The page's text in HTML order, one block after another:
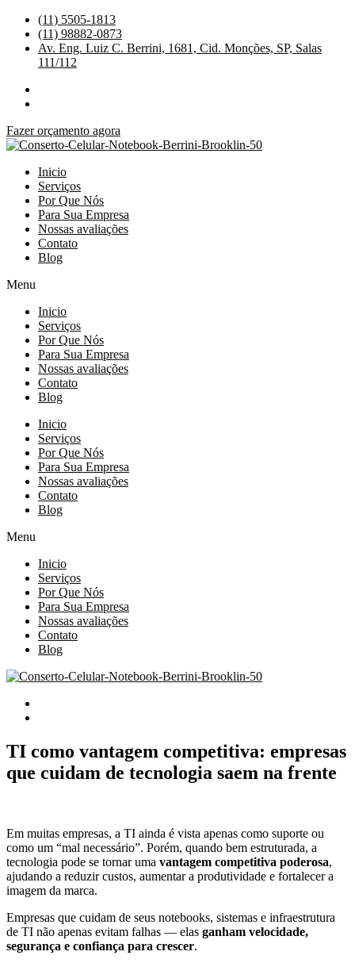
para
conteúdo
(11) 5505-1813
(11) 98882-0873
Av. Eng. Luiz C. Berrini, 1681, Cid. Monções, SP, Salas
111/112
Fazer orçamento agora
Inicio
Serviços
Por Que Nós
Para Sua Empresa
Nossas avaliações
Contato
Blog
Menu
Inicio
Serviços
Por Que Nós
Para Sua Empresa
Nossas avaliações
Contato
Blog
Inicio
Serviços
Por Que Nós
Para Sua Empresa
Nossas avaliações
Contato
Blog
Menu
Inicio
Serviços
Por Que Nós
Para Sua Empresa
Nossas avaliações
Contato
Blog
TI como vantagem competitiva: empresas
que cuidam de tecnologia saem na frente
Em muitas empresas, a TI ainda é vista apenas como suporte ou
como um “mal necessário”. Porém, quando bem estruturada, a
tecnologia pode se tornar uma vantagem competitiva poderosa,
ajudando a reduzir custos, aumentar a produtividade e fortalecer a
imagem da marca.
Empresas que cuidam de seus notebooks, sistemas e infraestrutura
de TI não apenas evitam falhas — elas ganham velocidade,
segurança e confiança para crescer.